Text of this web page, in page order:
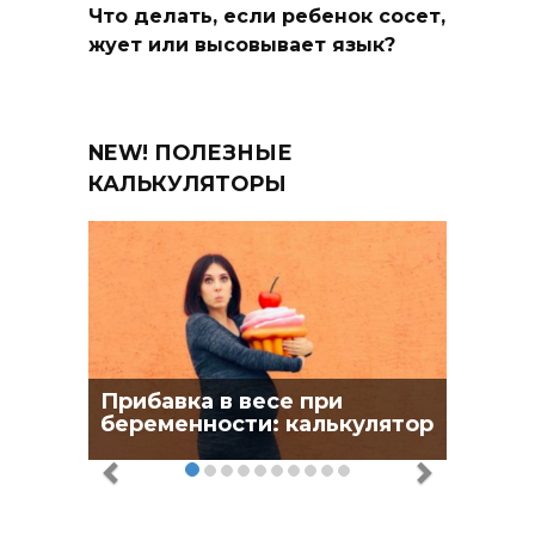
Что делать, если ребенок сосет,
жует или высовывает язык?
NEW! ПОЛЕЗНЫЕ
КАЛЬКУЛЯТОРЫ
Прибавка в весе при
беременности: калькулятор